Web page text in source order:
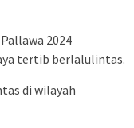
2024
tertib berlalulintas.
di wilayah